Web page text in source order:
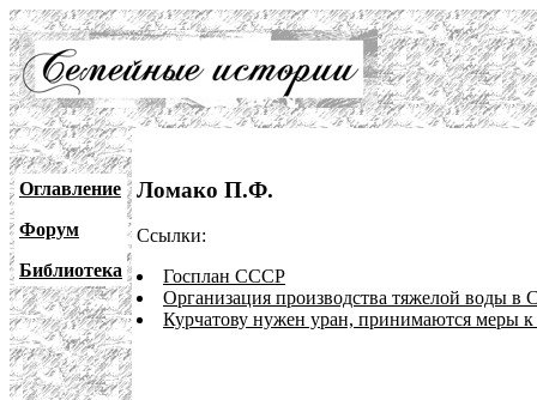
Оглавление
Форум
Библиотека
Ломако П.Ф.
Ссылки:
Госплан СССР
Организация производства тяжелой воды в
Курчатову нужен уран, принимаются меры